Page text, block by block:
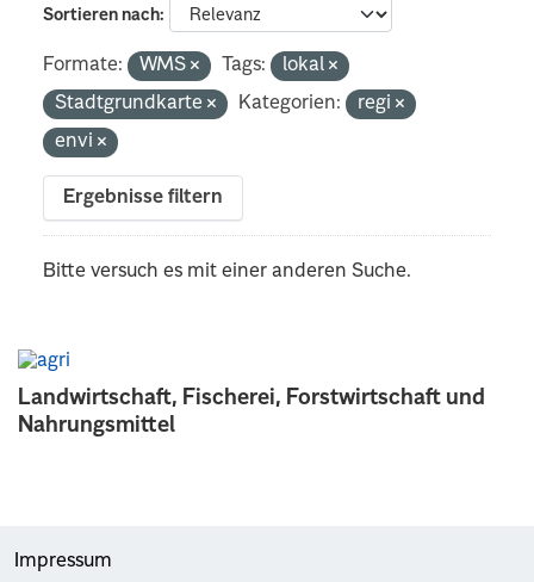
Landwirtschaft, Fischerei, Forstwirtschaft und
Nahrungsmittel
Sortieren nach
Formate: WMS Tags:
lokal
Stadtgrundkarte
Kategorien:
regi
envi
Ergebnisse filtern
Bitte versuch es mit einer anderen Suche.
Impressum